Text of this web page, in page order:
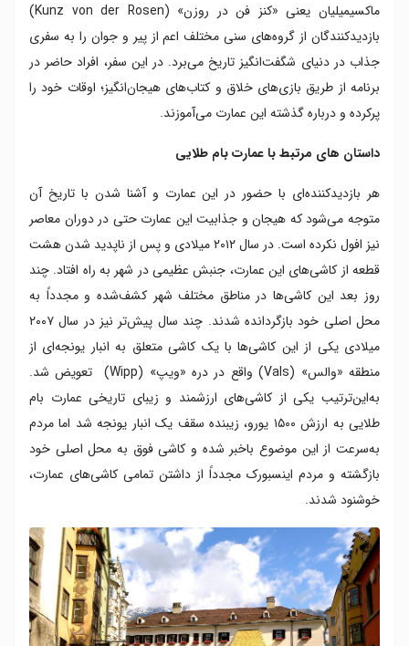
ماکسیمیلیان یعنی «کنز فن در روزن» (Kunz von der Rosen)
بازدیدکنندگان از گروه‌های سنی مختلف اعم از پیر و جوان را به سفری
جذاب در دنیای شگفت‌انگیز تاریخ می‌برد. در این سفر، افراد حاضر در
برنامه از طریق بازی‌های خلاق و کتاب‌های هیجان‌انگیز؛ اوقات خود را
پرکرده و درباره گذشته این عمارت می‌آموزند.
داستان های مرتبط با عمارت بام طلایی
هر بازدیدکننده‌ای با حضور در این عمارت و آشنا شدن با تاریخ آن
متوجه می‌شود که هیجان و جذابیت این عمارت حتی در دوران معاصر
نیز افول نکرده است. در سال ۲۰۱۲ میلادی و پس از ناپدید شدن هشت
قطعه از کاشی‌های این عمارت، جنبش عظیمی در شهر به راه افتاد. چند
روز بعد این کاشی‌ها در مناطق مختلف شهر کشف‌شده و مجدداً به
محل اصلی خود بازگردانده شدند. چند سال پیش‌تر نیز در سال ۲۰۰۷
میلادی یکی از این کاشی‌ها با یک کاشی متعلق به انبار یونجه‌ای از
منطقه «والس» (Vals) واقع در دره «ویپ» (Wipp) تعویض شد.
به‌این‌ترتیب یکی از کاشی‌های ارزشمند و زیبای تاریخی عمارت بام
طلایی به ارزش ۱۵۰۰ یورو، زیبنده سقف یک انبار یونجه شد اما مردم
به‌سرعت از این موضوع باخبر شده و کاشی فوق به محل اصلی خود
بازگشته و مردم اینسبورک مجدداً از داشتن تمامی کاشی‌های عمارت،
خوشنود شدند.